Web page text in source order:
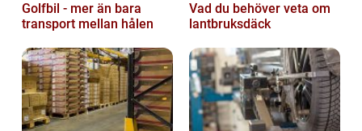
Golfbil - mer än bara
transport mellan hålen
Vad du behöver veta om
lantbruksdäck